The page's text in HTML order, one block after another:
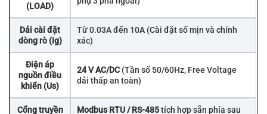
(LOAD)
Dải cài đặt
dòng rò (Ig)
Từ 0.03A đến 10A (Cài đặt số mịn và chính
xác)
Điện áp
nguồn điều
khiển (Us)
24 V AC/DC (Tần số 50/60Hz, Free Voltage
dải thấp an toàn)
Cổng truyền
Modbus RTU / RS-485tích hợp sẵn phía sau